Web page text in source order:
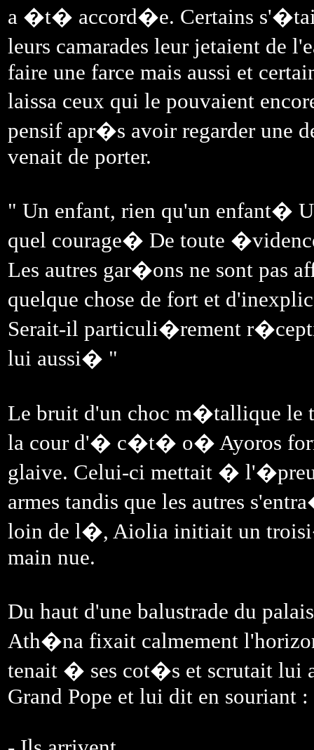
a �t� accord�e. Certains
leurs camarades leur jetaient de
faire une farce mais aussi et
laissa ceux qui le pouvaient
pensif apr�s avoir regarder une
venait de porter.
" Un enfant, rien qu'un enfant�
quel courage� De toute
Les autres gar�ons ne sont
quelque chose de fort et
Serait-il particuli�rement
lui aussi� "
Le bruit d'un choc m�tallique le
la cour d'� c�t� o� Ayoros
glaive. Celui-ci mettait �
armes tandis que les autres
loin de l�, Aiolia initiait un
main nue.
Du haut d'une balustrade du
Ath�na fixait calmement
tenait � ses cot�s et scrutait lui
Grand Pope et lui dit en souriant :